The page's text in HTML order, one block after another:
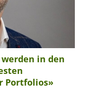
in den
Portfolios»